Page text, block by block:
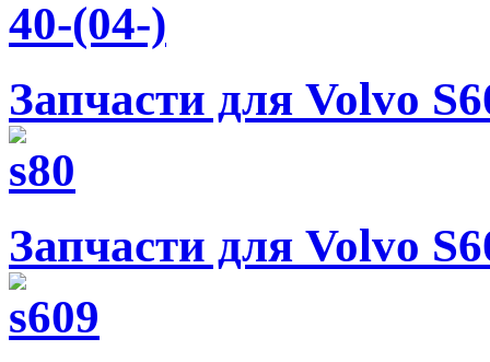
Запчасти для Volvo
Запчасти для Volvo